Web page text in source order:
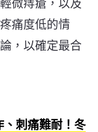
微痔瘡，以及
痛度低的情
，以確定最合
刺痛難耐！冬